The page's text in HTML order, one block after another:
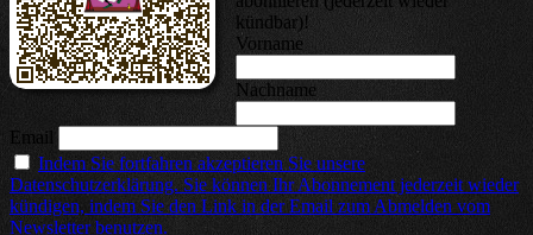
kündbar)!
Vorname
Nachname
Email
Indem Sie fortfahren akzeptieren Sie unsere
Datenschutzerklärung. Sie können Ihr Abonnement jederzeit wieder
kündigen, indem Sie den Link in der Email zum Abmelden vom
Newsletter benutzen.